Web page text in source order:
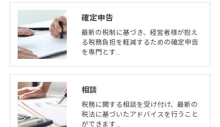
確定申告
最新の税制に基づき、経営者様が抱え
る税務負担を軽減するための確定申告
を専門とす…
相談
税務に関する相談を受け付け、最新の
税法に基づいたアドバイスを行うこと
ができます…